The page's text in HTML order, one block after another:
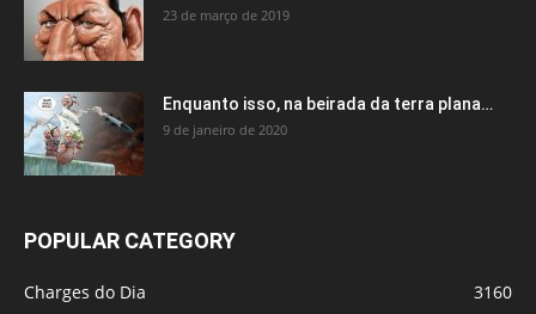
23 de março de 2019
Enquanto isso, na beirada da terra plana…
9 de janeiro de 2020
POPULAR CATEGORY
Charges do Dia
3160